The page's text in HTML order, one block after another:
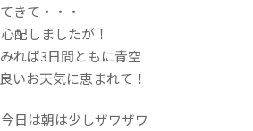
きて・・・
配しましたが！
れば3日間ともに青空
いお天気に恵まれて！
日は朝は少しザワザワ